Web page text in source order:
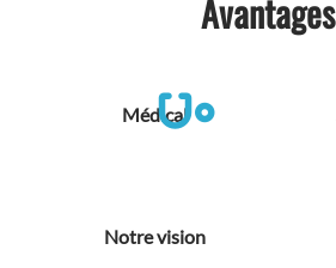
Avantages
Médical
Notre vision